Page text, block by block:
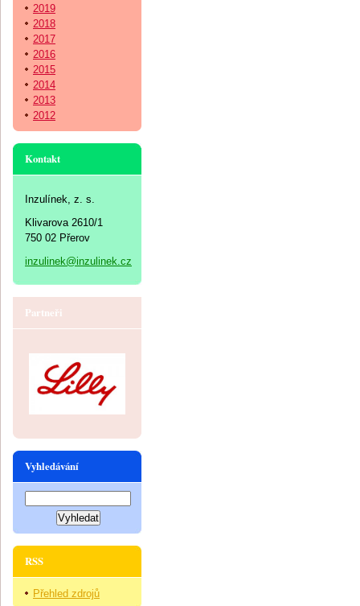
2019
2018
2017
2016
2015
2014
2013
2012
Kontakt
Inzulínek, z. s.
Klivarova 2610/1
750 02 Přerov
inzulinek@inzulinek.cz
Partneři
Vyhledávání
RSS
Přehled zdrojů